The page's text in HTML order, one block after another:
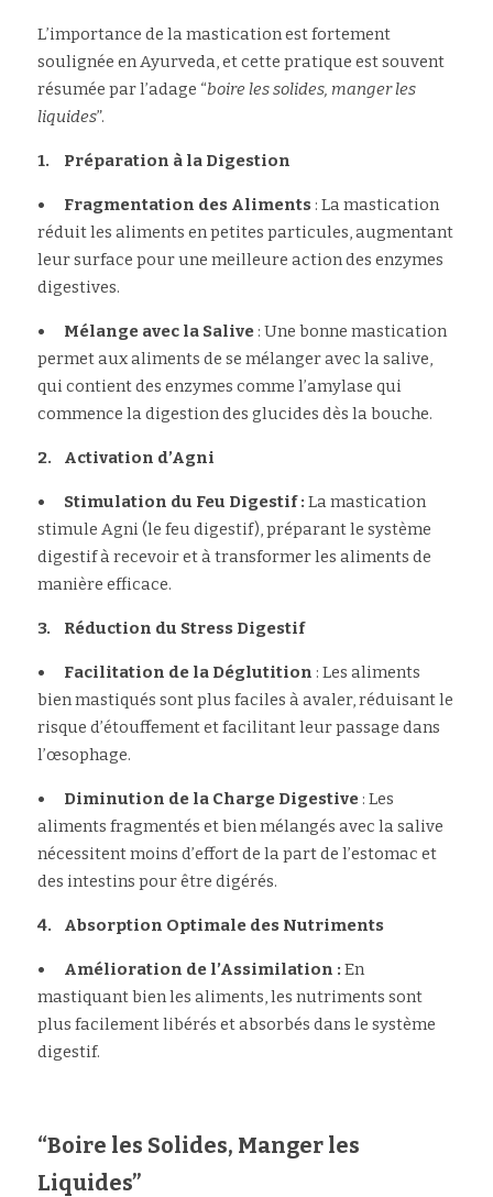
L’importance de la mastication est fortement
soulignée en Ayurveda, et cette pratique est souvent
résumée par l’adage “boire les solides, manger les
liquides”.
1.	Préparation à la Digestion
•	Fragmentation des Aliments : La mastication
réduit les aliments en petites particules, augmentant
leur surface pour une meilleure action des enzymes
digestives.
•	Mélange avec la Salive : Une bonne mastication
permet aux aliments de se mélanger avec la salive,
qui contient des enzymes comme l’amylase qui
commence la digestion des glucides dès la bouche.
2.	Activation d’Agni
•	Stimulation du Feu Digestif : La mastication
stimule Agni (le feu digestif), préparant le système
digestif à recevoir et à transformer les aliments de
manière efficace.
3.	Réduction du Stress Digestif
•	Facilitation de la Déglutition : Les aliments
bien mastiqués sont plus faciles à avaler, réduisant le
risque d’étouffement et facilitant leur passage dans
l’œsophage.
•	Diminution de la Charge Digestive : Les
aliments fragmentés et bien mélangés avec la salive
nécessitent moins d’effort de la part de l’estomac et
des intestins pour être digérés.
4.	Absorption Optimale des Nutriments
•	Amélioration de l’Assimilation : En
mastiquant bien les aliments, les nutriments sont
plus facilement libérés et absorbés dans le système
digestif.
“Boire les Solides, Manger les
Liquides”